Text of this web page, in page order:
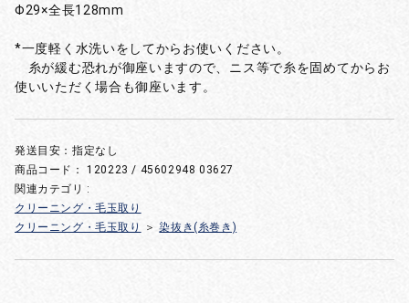
Φ29×全長128mm
*一度軽く水洗いをしてからお使いください。
糸が緩む恐れが御座いますので、ニス等で糸を固めてからお
使いいただく場合も御座います。
発送目安：指定なし
商品コード：120223 / 45602948 03627
関連カテゴリ :
クリーニング・毛玉取り
クリーニング・毛玉取り
＞ 染抜き(糸巻き)